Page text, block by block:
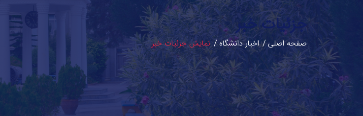
جزئیات خبر
صفحه اصلی اخبار دانشگاه نمایش جزئیات خبر